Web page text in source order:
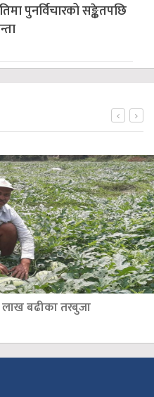
पुनर्विचारको सङ्केतपछि
बढीका तरबुजा